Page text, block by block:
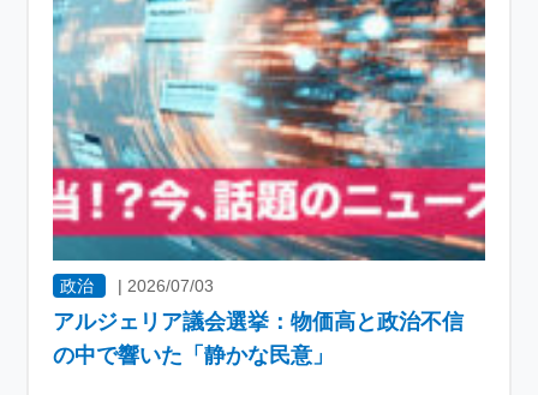
政治 |2026/07/03
アルジェリア議会選挙：物価高と政治不信
の中で響いた「静かな民意」